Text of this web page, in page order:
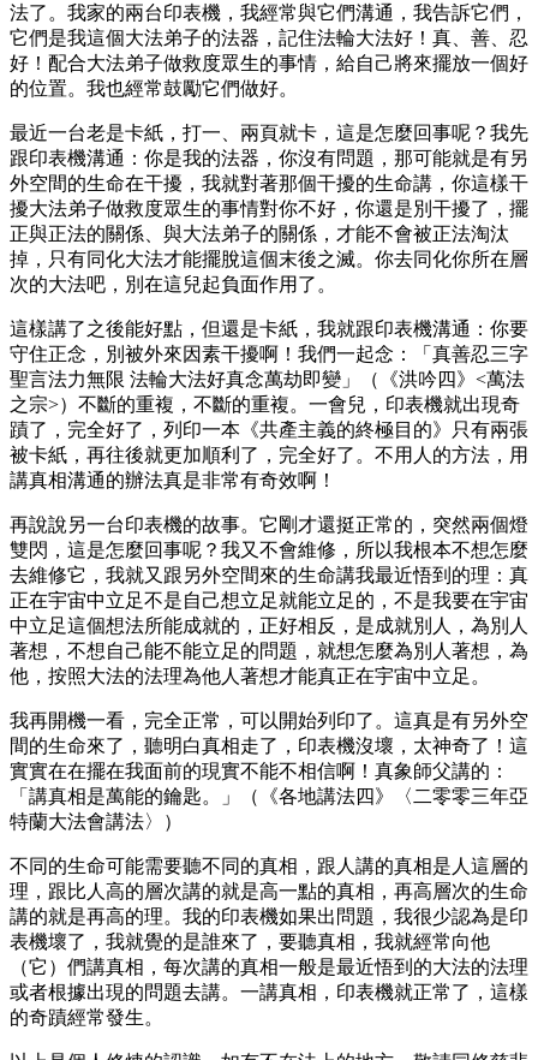
法了。我家的兩台印表機，我經常與它們溝通，我告訴它們，
它們是我這個大法弟子的法器，記住法輪大法好！真、善、忍
好！配合大法弟子做救度眾生的事情，給自己將來擺放一個好
的位置。我也經常鼓勵它們做好。
最近一台老是卡紙，打一、兩頁就卡，這是怎麼回事呢？我先
跟印表機溝通：你是我的法器，你沒有問題，那可能就是有另
外空間的生命在干擾，我就對著那個干擾的生命講，你這樣干
擾大法弟子做救度眾生的事情對你不好，你還是別干擾了，擺
正與正法的關係、與大法弟子的關係，才能不會被正法淘汰
掉，只有同化大法才能擺脫這個末後之滅。你去同化你所在層
次的大法吧，別在這兒起負面作用了。
這樣講了之後能好點，但還是卡紙，我就跟印表機溝通：你要
守住正念，別被外來因素干擾啊！我們一起念：「真善忍三字
聖言法力無限 法輪大法好真念萬劫即變」（《洪吟四》<萬法
之宗>）不斷的重複，不斷的重複。一會兒，印表機就出現奇
蹟了，完全好了，列印一本《共產主義的終極目的》只有兩張
被卡紙，再往後就更加順利了，完全好了。不用人的方法，用
講真相溝通的辦法真是非常有奇效啊！
再說說另一台印表機的故事。它剛才還挺正常的，突然兩個燈
雙閃，這是怎麼回事呢？我又不會維修，所以我根本不想怎麼
去維修它，我就又跟另外空間來的生命講我最近悟到的理：真
正在宇宙中立足不是自己想立足就能立足的，不是我要在宇宙
中立足這個想法所能成就的，正好相反，是成就別人，為別人
著想，不想自己能不能立足的問題，就想怎麼為別人著想，為
他，按照大法的法理為他人著想才能真正在宇宙中立足。
我再開機一看，完全正常，可以開始列印了。這真是有另外空
間的生命來了，聽明白真相走了，印表機沒壞，太神奇了！這
實實在在擺在我面前的現實不能不相信啊！真象師父講的：
「講真相是萬能的鑰匙。」（《各地講法四》〈二零零三年亞
特蘭大法會講法〉）
不同的生命可能需要聽不同的真相，跟人講的真相是人這層的
理，跟比人高的層次講的就是高一點的真相，再高層次的生命
講的就是再高的理。我的印表機如果出問題，我很少認為是印
表機壞了，我就覺的是誰來了，要聽真相，我就經常向他
（它）們講真相，每次講的真相一般是最近悟到的大法的法理
或者根據出現的問題去講。一講真相，印表機就正常了，這樣
的奇蹟經常發生。